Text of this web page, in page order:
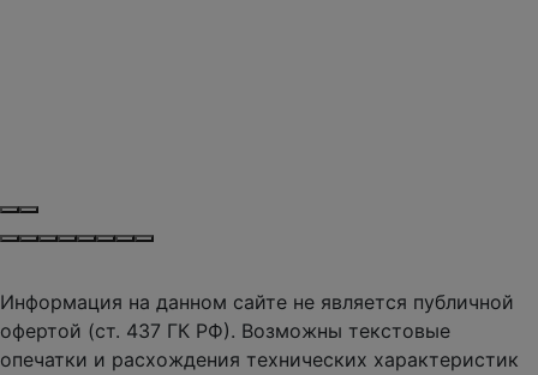
Информация на данном сайте не является публичной
офертой (ст. 437 ГК РФ). Возможны текстовые
опечатки и расхождения технических характеристик